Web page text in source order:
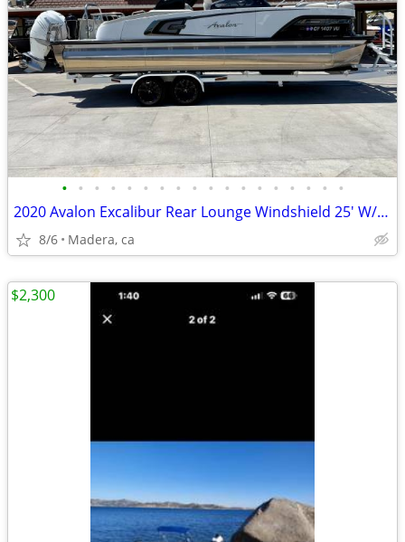
• • • • • • • • • • • • • • • • • •
2020 Avalon Excalibur Rear Lounge Windshield 25' W/ 350HP Mercury!
8/6 Madera, ca
$2,300